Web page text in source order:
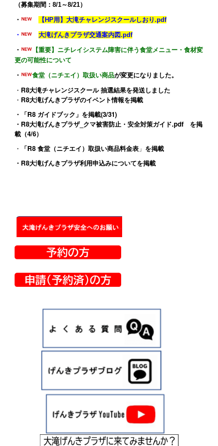
（募集期間：8/1～8/21）
・ 【HP用】大滝チャレンジスクールしおり.pdf
・ 大滝げんきプラザ交通案内図.pdf
・
【重要】ニチレイシステム障害に伴う食堂メニュー・食材変
更の可能性について
・ 食堂（ニチエイ）取扱い商品が変更になりました。
・ R8大滝チャレンジスクール 抽選結果を発送しました
・ R8大滝げんきプラザのイベント情報を掲載
・ 「R8 ガイドブック」 を掲載(3/31)
・ R8大滝げんきプラザ_クマ被害防止・安全対策ガイド.pdfを掲
載（4/6）
・
「R8 食堂（ニチエイ）取扱い商品料金表 」 を掲載
・ R8大滝げんきプラザ利用申込みについてを掲載